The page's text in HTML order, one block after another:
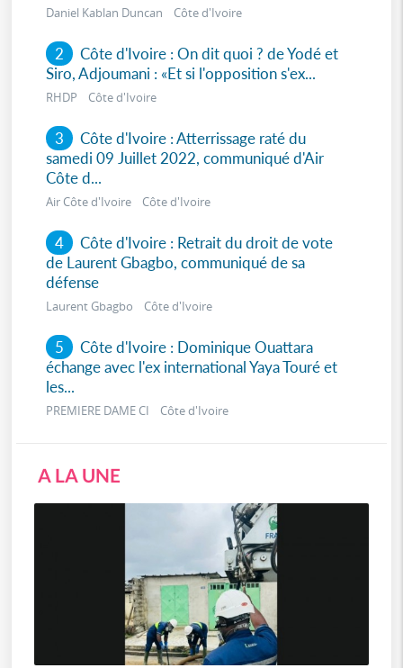
Daniel Kablan Duncan Côte d'Ivoire
2 Côte d'Ivoire : On dit quoi ? de Yodé et
Siro, Adjoumani : «Et si l'opposition s'ex...
RHDP Côte d'Ivoire
3 Côte d'Ivoire : Atterrissage raté du
samedi 09 Juillet 2022, communiqué d'Air
Côte d...
Air Côte d'Ivoire Côte d'Ivoire
4 Côte d'Ivoire : Retrait du droit de vote
de Laurent Gbagbo, communiqué de sa
défense
Laurent Gbagbo Côte d'Ivoire
5 Côte d'Ivoire : Dominique Ouattara
échange avec l'ex international Yaya Touré et
les...
PREMIERE DAME CI Côte d'Ivoire
A LA UNE